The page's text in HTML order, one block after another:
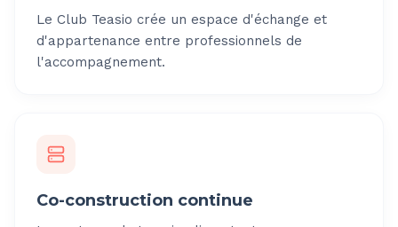
Le Club Teasio crée un espace d'échange et
d'appartenance entre professionnels de
l'accompagnement.
Co-construction continue